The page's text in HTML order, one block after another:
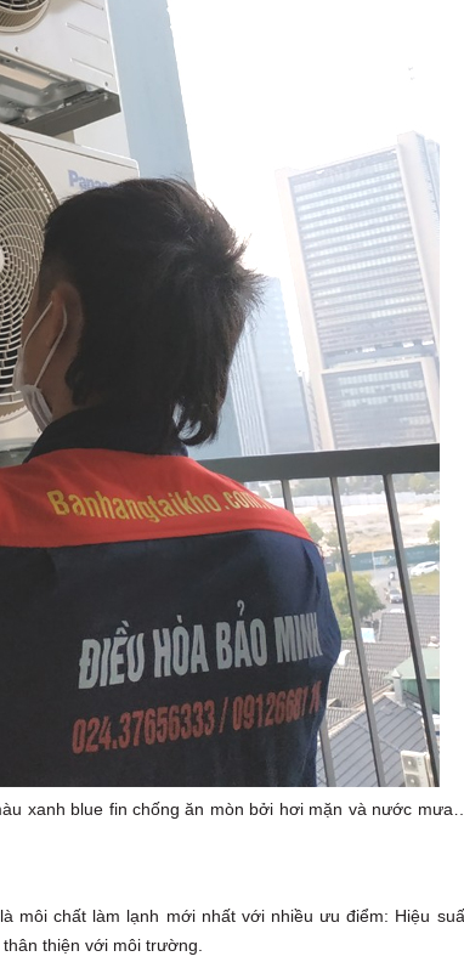
xanh blue fin chống ăn mòn bởi hơi mặn và nước
môi chất làm lạnh mới nhất với nhiều ưu điểm: Hiệu
thiện với môi trường.